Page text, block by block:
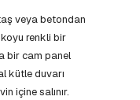
veya betondan
koyu renkli bir
bir cam panel
kütle duvarı
içine salınır.